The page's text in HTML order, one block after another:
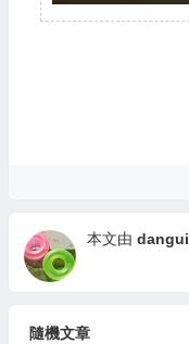
本文由 dangui
隨機文章